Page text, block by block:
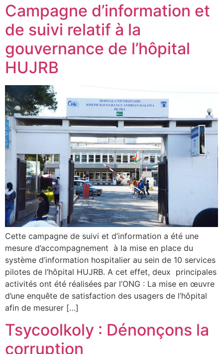
Campagne d’information et
de suivi relatif à la
gouvernance de l’hôpital
HUJRB
Cette campagne de suivi et d’information a été une
mesure d’accompagnement à la mise en place du
système d’information hospitalier au sein de 10 services
pilotes de l’hôpital HUJRB. A cet effet, deux principales
activités ont été réalisées par l’ONG : La mise en œuvre
d’une enquête de satisfaction des usagers de l’hôpital
afin de mesurer […]
Tsycoolkoly : Dénonçons la
corruption